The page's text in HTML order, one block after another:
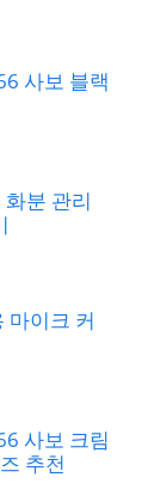
사보 블랙
분 관리
마이크 커
사보 크림
추천